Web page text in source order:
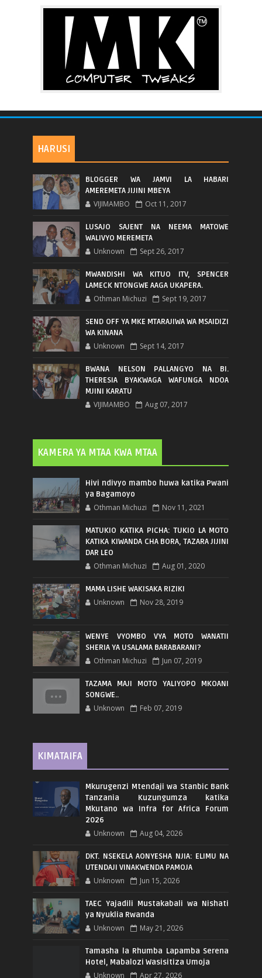
HARUSI
BLOGGER WA JAMVI LA HABARI
AMEREMETA JIJINI MBEYA
VIJIMAMBO Oct 11, 2017
LUSAJO SAJENT NA NEEMA MATOWE
WALIVYO MEREMETA
Unknown Sept 26, 2017
MWANDISHI WA KITUO ITV, SPENCER
LAMECK NTONGWE AAGA UKAPERA.
Othman Michuzi Sept 19, 2017
SEND OFF YA MKE MTARAJIWA WA MSAIDIZI
WA KINANA
Unknown Sept 14, 2017
BWANA NELSON PALLANGYO NA BI.
THERESIA BYAKWAGA WAFUNGA NDOA
MJINI KARATU
VIJIMAMBO Aug 07, 2017
KAMERA YA MTAA KWA MTAA
Hivi ndivyo mambo huwa katika Pwani
ya Bagamoyo
Othman Michuzi Nov 11, 2021
MATUKIO KATIKA PICHA: TUKIO LA MOTO
KATIKA KIWANDA CHA BORA, TAZARA JIJINI
DAR LEO
Othman Michuzi Aug 01, 2020
MAMA LISHE WAKISAKA RIZIKI
Unknown Nov 28, 2019
WENYE VYOMBO VYA MOTO WANATII
SHERIA YA USALAMA BARABARANI?
Othman Michuzi Jun 07, 2019
TAZAMA MAJI MOTO YALIYOPO MKOANI
SONGWE..
Unknown Feb 07, 2019
KIMATAIFA
Mkurugenzi Mtendaji wa Stanbic Bank
Tanzania Kuzungumza katika
Mkutano wa Infra for Africa Forum
2026
Unknown Aug 04, 2026
DKT. NSEKELA AONYESHA NJIA: ELIMU NA
UTENDAJI VINAKWENDA PAMOJA
Unknown Jun 15, 2026
TAEC Yajadili Mustakabali wa Nishati
ya Nyuklia Rwanda
Unknown May 21, 2026
Tamasha la Rhumba Lapamba Serena
Hotel, Mabalozi Wasisitiza Umoja
Unknown Apr 27, 2026